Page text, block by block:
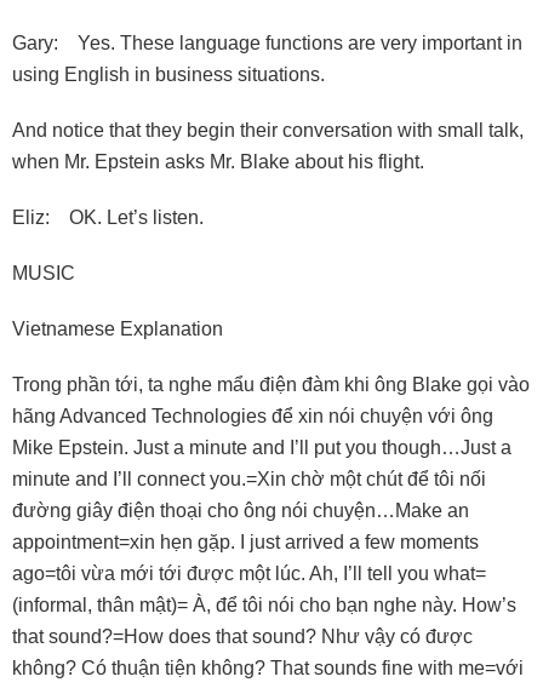
Gary: Yes. These language functions are very important in
using English in business situations.
And notice that they begin their conversation with small talk,
when Mr. Epstein asks Mr. Blake about his flight.
Eliz: OK. Let’s listen.
MUSIC
Vietnamese Explanation
Trong phần tới, ta nghe mẩu điện đàm khi ông Blake gọi vào
hãng Advanced Technologies để xin nói chuyện với ông
Mike Epstein. Just a minute and I’ll put you though…Just a
minute and I’ll connect you.=Xin chờ một chút để tôi nối
đường giây điện thoại cho ông nói chuyện…Make an
appointment=xin hẹn gặp. I just arrived a few moments
ago=tôi vừa mới tới được một lúc. Ah, I’ll tell you what=
(informal, thân mật)= À, để tôi nói cho bạn nghe này. How’s
that sound?=How does that sound? Như vậy có được
không? Có thuận tiện không? That sounds fine with me=với